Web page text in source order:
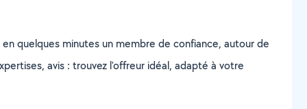
quelques minutes un membre de confiance, autour de
avis : trouvez l'offreur idéal, adapté à votre